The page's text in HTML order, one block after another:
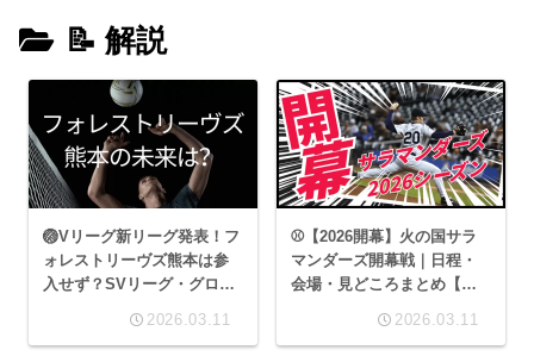
📝 解説
🏐Vリーグ新リーグ発表！フ
ォレストリーヴズ熊本は参
入せず？SVリーグ・グロー
2026.03.11
⚾【2026開幕】火の国サラ
マンダーズ開幕戦｜日程・
会場・見どころまとめ【藤
2026.03.11